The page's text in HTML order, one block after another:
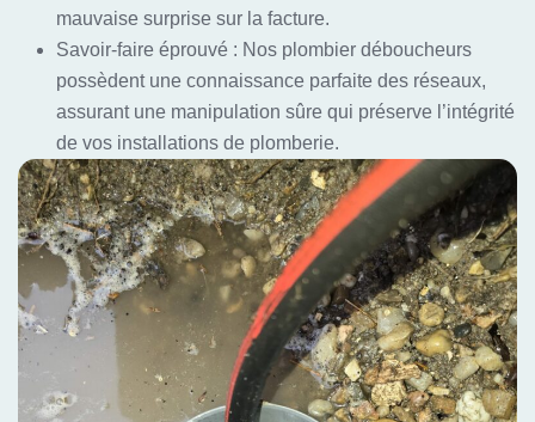
mauvaise surprise sur la facture.
Savoir-faire éprouvé : Nos plombier déboucheurs
possèdent une connaissance parfaite des réseaux,
assurant une manipulation sûre qui préserve l’intégrité
de vos installations de plomberie.